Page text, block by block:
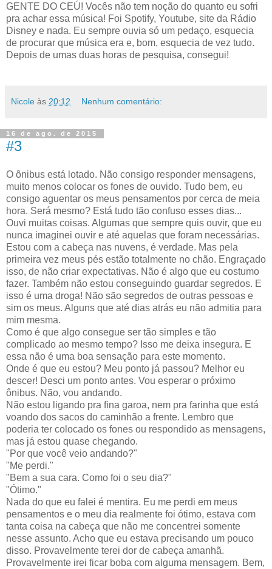
GENTE DO CEÚ! Vocês não tem noção do quanto eu sofri
pra achar essa música! Foi Spotify, Youtube, site da Rádio
Disney e nada. Eu sempre ouvia só um pedaço, esquecia
de procurar que música era e, bom, esquecia de vez tudo.
Depois de umas duas horas de pesquisa, consegui!
Nicole às 20:12 Nenhum comentário:
16 de ago. de 2015
#3
O ônibus está lotado. Não consigo responder mensagens,
muito menos colocar os fones de ouvido. Tudo bem, eu
consigo aguentar os meus pensamentos por cerca de meia
hora. Será mesmo? Está tudo tão confuso esses dias...
Ouvi muitas coisas. Algumas que sempre quis ouvir, que eu
nunca imaginei ouvir e até aquelas que foram necessárias.
Estou com a cabeça nas nuvens, é verdade. Mas pela
primeira vez meus pés estão totalmente no chão. Engraçado
isso, de não criar expectativas. Não é algo que eu costumo
fazer. Também não estou conseguindo guardar segredos. E
isso é uma droga! Não são segredos de outras pessoas e
sim os meus. Alguns que até dias atrás eu não admitia para
mim mesma.
Como é que algo consegue ser tão simples e tão
complicado ao mesmo tempo? Isso me deixa insegura. E
essa não é uma boa sensação para este momento.
Onde é que eu estou? Meu ponto já passou? Melhor eu
descer! Desci um ponto antes. Vou esperar o próximo
ônibus. Não, vou andando.
Não estou ligando pra fina garoa, nem pra farinha que está
voando dos sacos do caminhão a frente. Lembro que
poderia ter colocado os fones ou respondido as mensagens,
mas já estou quase chegando.
"Por que você veio andando?"
"Me perdi."
"Bem a sua cara. Como foi o seu dia?"
"Ótimo."
Nada do que eu falei é mentira. Eu me perdi em meus
pensamentos e o meu dia realmente foi ótimo, estava com
tanta coisa na cabeça que não me concentrei somente
nesse assunto. Acho que eu estava precisando um pouco
disso. Provavelmente terei dor de cabeça amanhã.
Provavelmente irei ficar boba com alguma mensagem. Bem,